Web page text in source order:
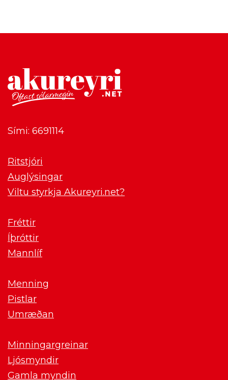
Sími: 6691114
Ritstjóri
Auglýsingar
Viltu styrkja Akureyri.net?
Fréttir
Íþróttir
Mannlíf
Menning
Pistlar
Umræðan
Minningargreinar
Ljósmyndir
Gamla myndin